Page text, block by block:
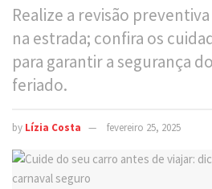
Realize a revisão
na estrada; confira os
para garantir a segurança
feriado.
by Lízia Costa fevereiro 25, 2025